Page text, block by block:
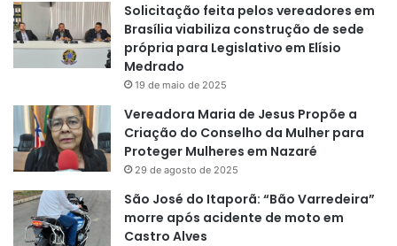
Solicitação feita pelos vereadores em
Brasília viabiliza construção de sede
própria para Legislativo em Elísio
Medrado
19 de maio de 2025
Vereadora Maria de Jesus Propõe a
Criação do Conselho da Mulher para
Proteger Mulheres em Nazaré
29 de agosto de 2025
São José do Itaporã: “Bão Varredeira”
morre após acidente de moto em
Castro Alves